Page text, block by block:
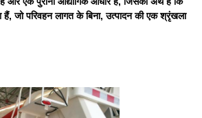
हैं, जो परिवहन लागत के बिना, उत्पादन की एक श्रृंखला